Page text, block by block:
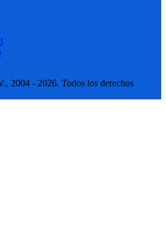
2004 - 2026. Todos los derechos